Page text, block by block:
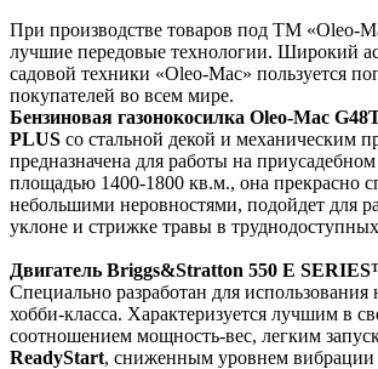
При производстве товаров под ТМ «Oleo-
лучшие передовые технологии. Широкий
садовой техники «Oleo-Mac» пользуется
покупателей во всем мире.
Бензиновая газонокосилка Oleo-Mac
PLUS со стальной декой и механическим
предназначена для работы на приусадебном
площадью 1400-1800 кв.м., она прекрасно
небольшими неровностями, подойдет для
уклоне и стрижке травы в
Двигатель Briggs&Stratton 550 E
Специально разработан для использования
хобби-класса. Характеризуется лучшим в
соотношением мощность-вес, легким
ReadyStart, сниженным уровнем